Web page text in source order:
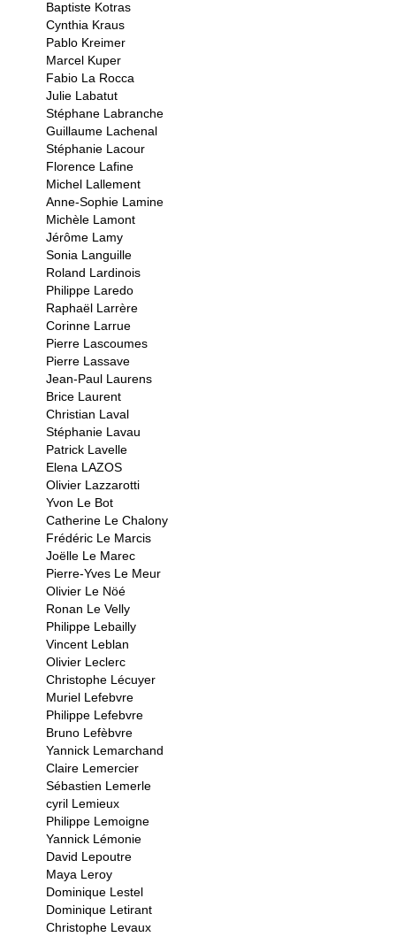
Baptiste Kotras
Cynthia Kraus
Pablo Kreimer
Marcel Kuper
Fabio La Rocca
Julie Labatut
Stéphane Labranche
Guillaume Lachenal
Stéphanie Lacour
Florence Lafine
Michel Lallement
Anne-Sophie Lamine
Michèle Lamont
Jérôme Lamy
Sonia Languille
Roland Lardinois
Philippe Laredo
Raphaël Larrère
Corinne Larrue
Pierre Lascoumes
Pierre Lassave
Jean-Paul Laurens
Brice Laurent
Christian Laval
Stéphanie Lavau
Patrick Lavelle
Elena LAZOS
Olivier Lazzarotti
Yvon Le Bot
Catherine Le Chalony
Frédéric Le Marcis
Joëlle Le Marec
Pierre-Yves Le Meur
Olivier Le Nöé
Ronan Le Velly
Philippe Lebailly
Vincent Leblan
Olivier Leclerc
Christophe Lécuyer
Muriel Lefebvre
Philippe Lefebvre
Bruno Lefèbvre
Yannick Lemarchand
Claire Lemercier
Sébastien Lemerle
cyril Lemieux
Philippe Lemoigne
Yannick Lémonie
David Lepoutre
Maya Leroy
Dominique Lestel
Dominique Letirant
Christophe Levaux